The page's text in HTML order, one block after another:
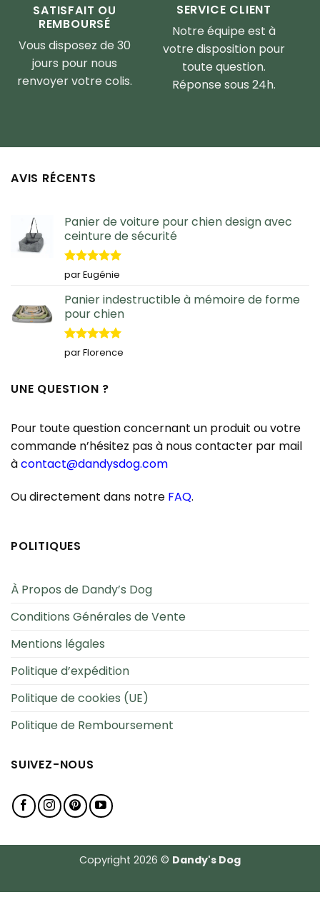
SATISFAIT OU
REMBOURSÉ
Vous disposez de 30
jours pour nous
renvoyer votre colis.
SERVICE CLIENT
Notre équipe est à
votre disposition pour
toute question.
Réponse sous 24h.
AVIS RÉCENTS
Panier de voiture pour chien design avec
ceinture de sécurité
Note5sur
5
par Eugénie
Panier indestructible à mémoire de forme
pour chien
Note5sur
5
par Florence
UNE QUESTION ?
Pour toute question concernant un produit ou votre
commande n’hésitez pas à nous contacter par mail
àcontact@dandysdog.com
Ou directement dans notre FAQ.
POLITIQUES
À Propos de Dandy’s Dog
Conditions Générales de Vente
Mentions légales
Politique d’expédition
Politique de cookies (UE)
Politique de Remboursement
SUIVEZ-NOUS
Copyright 2026 © Dandy's Dog